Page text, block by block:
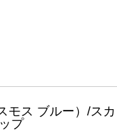
モス ブルー）/スカ
プ